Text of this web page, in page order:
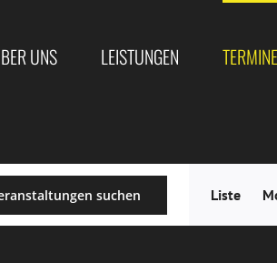
UNS LEISTUNGEN TERMINE
suchen Liste